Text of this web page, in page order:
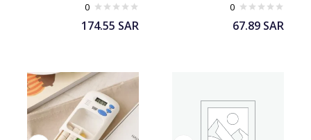
0
67.89 SAR
0
174.55 SAR